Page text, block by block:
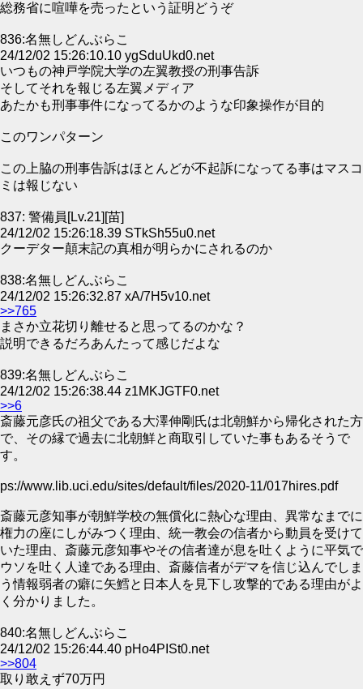
総務省に喧嘩を売ったという証明どうぞ
836:名無しどんぶらこ
24/12/02 15:26:10.10 ygSduUkd0.net
いつもの神戸学院大学の左翼教授の刑事告訴
そしてそれを報じる左翼メディア
あたかも刑事事件になってるかのような印象操作が目的
このワンパターン
この上脇の刑事告訴はほとんどが不起訴になってる事はマスコ
ミは報じない
837: 警備員[Lv.21][苗]
24/12/02 15:26:18.39 STkSh55u0.net
クーデター顛末記の真相が明らかにされるのか
838:名無しどんぶらこ
24/12/02 15:26:32.87 xA/7H5v10.net
>>765
まさか立花切り離せると思ってるのかな？
説明できるだろあんたって感じだよな
839:名無しどんぶらこ
24/12/02 15:26:38.44 z1MKJGTF0.net
>>6
斎藤元彦氏の祖父である大澤伸剛氏は北朝鮮から帰化された方
で、その縁で過去に北朝鮮と商取引していた事もあるそうで
す。
ps://www.lib.uci.edu/sites/default/files/2020-11/017hires.pdf
斎藤元彦知事が朝鮮学校の無償化に熱心な理由、異常なまでに
権力の座にしがみつく理由、統一教会の信者から動員を受けて
いた理由、斎藤元彦知事やその信者達が息を吐くように平気で
ウソを吐く人達である理由、斎藤信者がデマを信じ込んでしま
う情報弱者の癖に矢鱈と日本人を見下し攻撃的である理由がよ
く分かりました。
840:名無しどんぶらこ
24/12/02 15:26:44.40 pHo4PISt0.net
>>804
取り敢えず70万円